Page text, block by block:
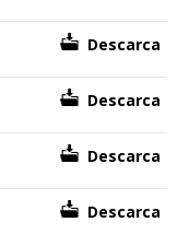
Descarca
Descarca
Descarca
Descarca